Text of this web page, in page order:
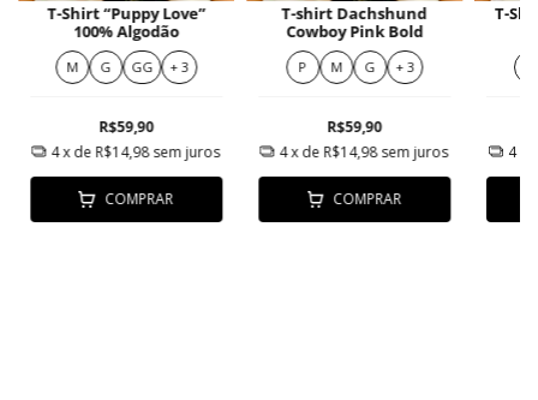
T-Shirt “Puppy Love”
100% Algodão
M G GG + 3
R$59,90
4x de R$14,98 sem juros
COMPRAR
T-shirt Dachshund
Cowboy Pink Bold
P M G + 3
R$59,90
4x de R$14,98sem juros
COMPRAR
T-
4